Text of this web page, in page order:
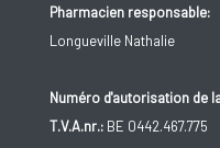
Pharmacien responsable:
Longueville Nathalie
Numéro d'autorisation de
T.V.A.nr.:BE 0442.467.775